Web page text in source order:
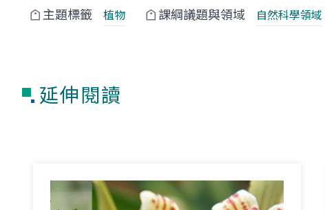
主題標籤 植物 課綱議題與領域 自然科學領域
延伸閱讀